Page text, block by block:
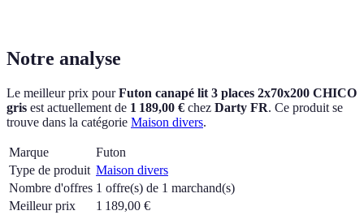
Notre analyse
Le meilleur prix pourFuton canapé lit 3 places 2x70x200 CHICO
gris est actuellement de 1 189,00 € chez Darty FR. Ce produit se
trouve dans la catégorie Maison divers.
Marque
Futon
Type de produit Maison divers
Nombre d'offres 1 offre(s) de 1 marchand(s)
Meilleur prix
1 189,00 €